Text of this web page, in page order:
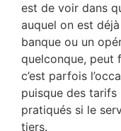
est de voir dans
auquel on est
banque ou un
quelconque, peut
c’est parfois
puisque des
pratiqués si le
tiers.